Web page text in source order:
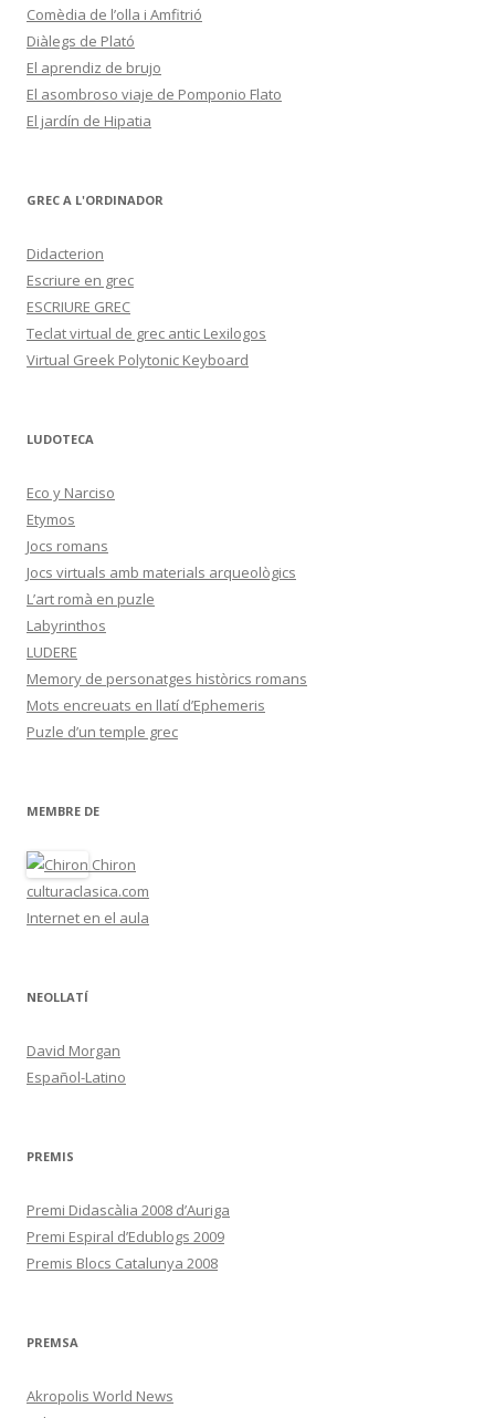
Comèdia de l’olla i Amfitrió
Diàlegs de Plató
El aprendiz de brujo
El asombroso viaje de Pomponio Flato
El jardín de Hipatia
GREC A L'ORDINADOR
Didacterion
Escriure en grec
ESCRIURE GREC
Teclat virtual de grec antic Lexilogos
Virtual Greek Polytonic Keyboard
LUDOTECA
Eco y Narciso
Etymos
Jocs romans
Jocs virtuals amb materials arqueològics
L’art romà en puzle
Labyrinthos
LUDERE
Memory de personatges històrics romans
Mots encreuats en llatí d’Ephemeris
Puzle d’un temple grec
MEMBRE DE
Chiron
culturaclasica.com
Internet en el aula
NEOLLATÍ
David Morgan
Español-Latino
PREMIS
Premi Didascàlia 2008 d’Auriga
Premi Espiral d’Edublogs 2009
Premis Blocs Catalunya 2008
PREMSA
Akropolis World News